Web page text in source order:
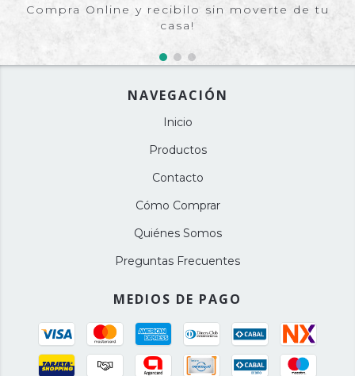
Compra Online y recibilo sin moverte de tu
casa!
NAVEGACIÓN
Inicio
Productos
Contacto
Cómo Comprar
Quiénes Somos
Preguntas Frecuentes
MEDIOS DE PAGO